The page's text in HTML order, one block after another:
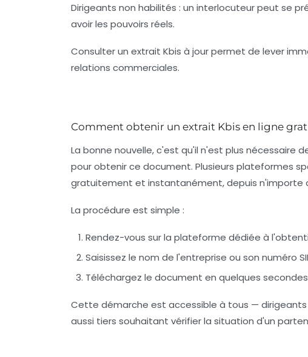
Dirigeants non habilités : un interlocuteur peut se
avoir les pouvoirs réels.
Consulter un extrait Kbis à jour permet de lever
relations commerciales.
Comment obtenir un extrait Kbis en ligne
La bonne nouvelle, c'est qu'il n'est plus nécessaire
pour obtenir ce document. Plusieurs plateformes
gratuitement et instantanément, depuis n'importe
La procédure est simple :
Rendez-vous sur la plateforme dédiée à
Saisissez le nom de l'entreprise ou son numéro
Téléchargez le document en quelques secondes
Cette démarche est accessible à tous —
aussi tiers souhaitant vérifier la situation d'un